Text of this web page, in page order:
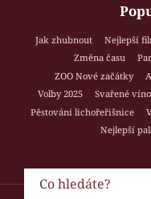
Jak zhubnout Nejlepší
Změna času
ZOO Nové začátky
Volby 2025
Svařené víno
Pěstování lichořeřišnice
Nejlepší